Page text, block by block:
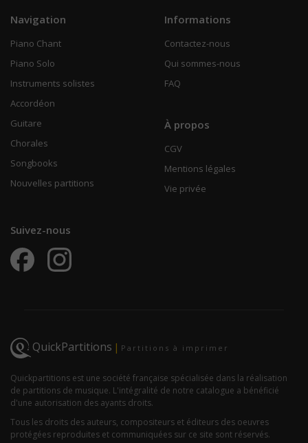
Navigation
Piano Chant
Piano Solo
Instruments solistes
Accordéon
Guitare
Chorales
Songbooks
Nouvelles partitions
Informations
Contactez-nous
Qui sommes-nous
FAQ
À propos
CGV
Mentions légales
Vie privée
Suivez-nous
QuickPartitions | Partitions à imprimer
Quickpartitions est une société française spécialisée dans la réalisation
de partitions de musique. L'intégralité de notre catalogue a bénéficié
d'une autorisation des ayants droits.
Tous les droits des auteurs, compositeurs et éditeurs des oeuvres
protégées reproduites et communiquées sur ce site sont réservés.